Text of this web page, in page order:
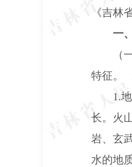
《吉林
一
（
特征。
1.
长。火
岩、玄
水的地